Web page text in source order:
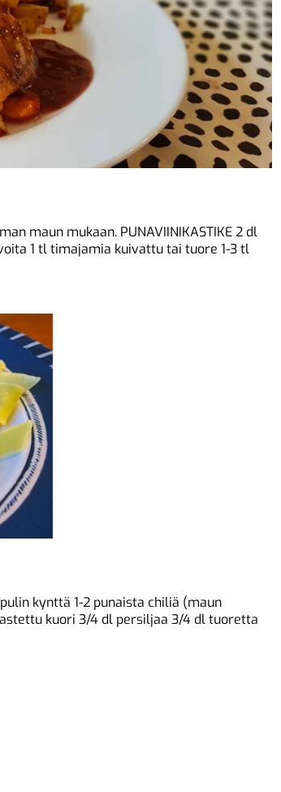
maun mukaan. PUNAVIINIKASTIKE 2 dl
1 tl timajamia kuivattu tai tuore 1-3 tl
kynttä 1-2 punaista chiliä (maun
kuori 3/4 dl persiljaa 3/4 dl tuoretta